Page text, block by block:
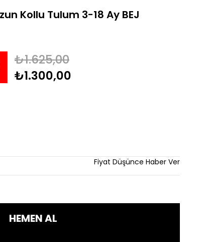
Kollu Tulum 3-18 Ay BEJ
₺1.625,00
₺1.300,00
Fiyat Düşünce Haber Ver